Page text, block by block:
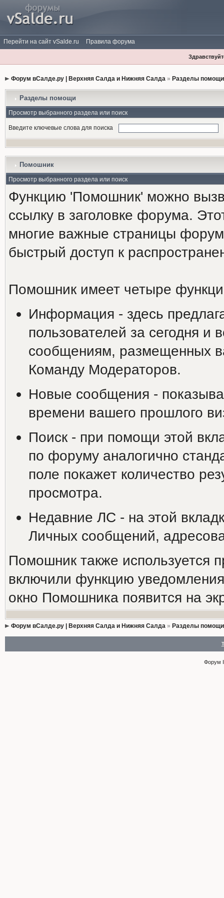
Перейти на сайт vSalde.ru Правила форума
Форум вСалде.ру | Верхняя Салда и Нижняя Салда» Разделы
Разделы помощи
Просмотр выбранного раздела или поиск
Введите ключевые слова для поиска
Помошник
Просмотр выбранного раздела или поиск
Функцию 'Помошник' можно
ссылку в заголовке форума.
многие важные страницы
быстрый доступ к
Помошник имеет четыре
Информация - здесь
пользователей за сегодня
сообщениям, размещенных
Команду Модераторов.
Новые сообщения -
времени вашего прошлого
Поиск - при помощи этой
по форуму аналогично
поле покажет количество
просмотра.
Недавние ЛС - на этой
Личных сообщений,
Помошник также используется
включили функцию
окно Помошника появится на
Форум вСалде.ру | Верхняя Салда и Нижняя Салда» Разделы
Форум